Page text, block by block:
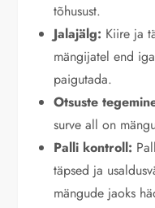
tõhusust.
Jalajälg: Kiire ja
mängijatel end
paigutada.
Otsuste
surve all on
Palli kontroll:
täpsed ja
mängude jaoks